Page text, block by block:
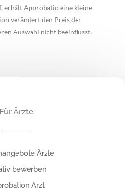
erhält Approbatio eine kleine
verändert den Preis der
Auswahl nicht beeinflusst.
Für Ärzte
Ärzte
bewerben
Arzt